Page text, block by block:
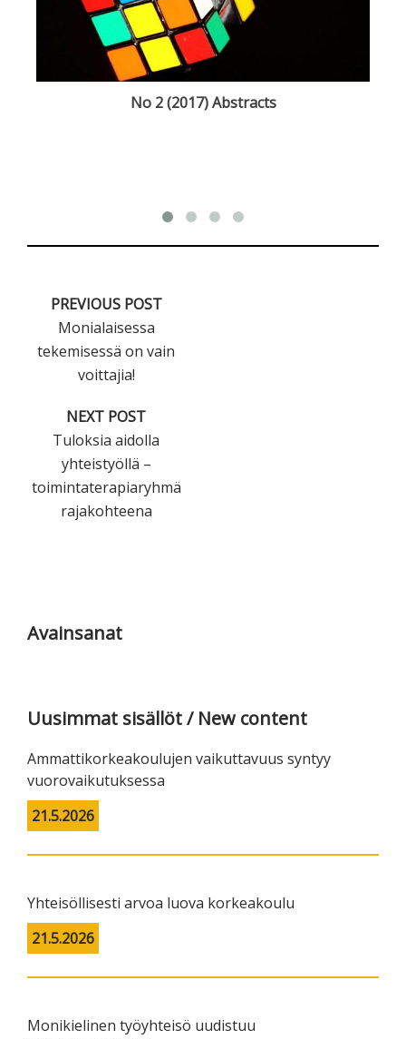
No 2 (2017) Abstracts
PREVIOUS POST
Monialaisessa
tekemisessä on vain
voittajia!
NEXT POST
Tuloksia aidolla
yhteistyöllä –
toimintaterapiaryhmä
rajakohteena
Avainsanat
Uusimmat sisällöt / New content
Ammattikorkeakoulujen vaikuttavuus syntyy
vuorovaikutuksessa
21.5.2026
Yhteisöllisesti arvoa luova korkeakoulu
21.5.2026
Monikielinen työyhteisö uudistuu